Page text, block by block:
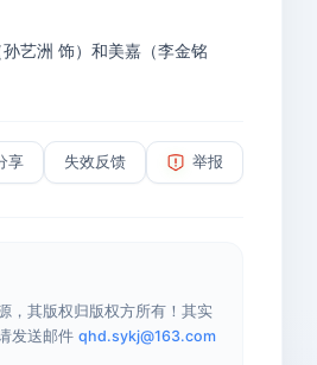
艺洲 饰）和美嘉（李金铭
享 失效反馈 举报
，其版权归版权方所有！其实
发送邮件 qhd.sykj@163.com